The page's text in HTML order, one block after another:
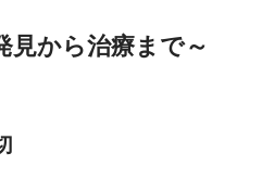
から治療まで～